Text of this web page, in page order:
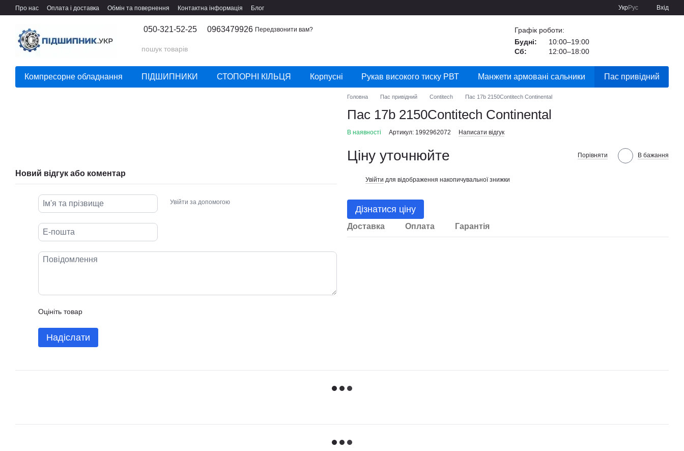
Перейти до основного контенту
Про нас Оплата і доставка Обмін та повернення Контактна інформація Блог УкрРус Вхід
050-321-52-25 0963479926 Передзвонити вам?
Графік роботи:
Будні:
10:00–19:00
Сб:
12:00–18:00
Компресорне обладнання ПІДШИПНИКИ СТОПОРНІ КІЛЬЦЯ Корпусні Рукав високого тиску РВТ Манжети армовані сальники Пас привідний
Новий відгук або коментар
Увійти за допомогою
Оцініть товар
Надіслати
Головна Пас привідний Contitech Пас 17b 2150Contitech Continental
Пас 17b 2150Contitech Continental
В наявності Артикул: 1992962072 Написати відгук
Ціну уточнюйте Порівняти В бажання
Увійти для відображення накопичувальної знижки
Дізнатися ціну
Доставка Оплата Гарантія